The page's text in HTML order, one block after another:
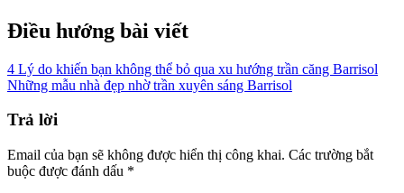
Điều hướng bài viết
4 Lý do khiến bạn không thể bỏ qua xu hướng trần căng Barrisol
Những mẫu nhà đẹp nhờ trần xuyên sáng Barrisol
Trả lời
Email của bạn sẽ không được hiển thị công khai. Các trường bắt
buộc được đánh dấu *